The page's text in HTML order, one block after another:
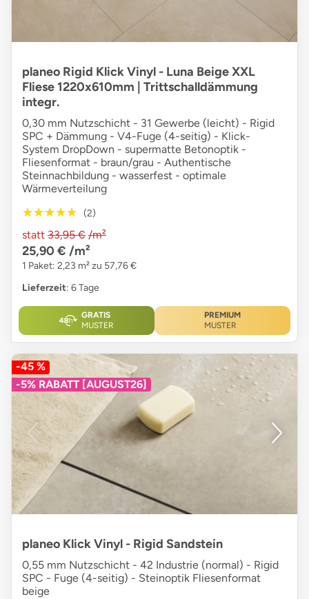
planeo Rigid Klick Vinyl - Luna Beige XXL
Fliese 1220x610mm | Trittschalldämmung
integr.
0,30 mm Nutzschicht - 31 Gewerbe (leicht) - Rigid
SPC + Dämmung - V4-Fuge (4-seitig) - Klick-
System DropDown - supermatte Betonoptik -
Fliesenformat - braun/grau - Authentische
Steinnachbildung - wasserfest - optimale
Wärmeverteilung
★★★★★
★★★★★ (2)
statt 33,95 € /m²
25,90 € /m²
1 Paket: 2,23 m² zu 57,76 €
Lieferzeit: 6 Tage
GRATIS
MUSTER
PREMIUM
MUSTER
-45 %
-5% RABATT [AUGUST26]
planeo Klick Vinyl - Rigid Sandstein
0,55 mm Nutzschicht - 42 Industrie (normal) - Rigid
SPC - Fuge (4-seitig) - Steinoptik Fliesenformat
beige